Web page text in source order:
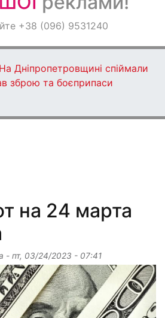
+38 (096) 9531240
2026 - 18:47 Ворог протягом
Дніпропетровщині: є загиблі
на 24 марта
- пт, 03/24/2023 - 07:41